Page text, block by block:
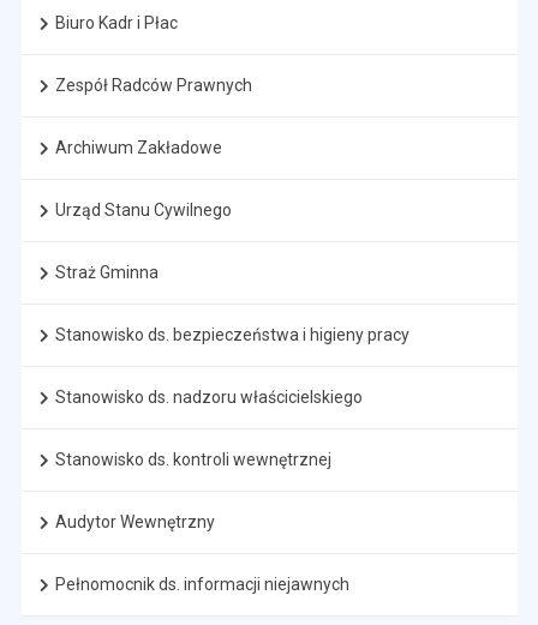
Biuro Kadr i Płac
Zespół Radców Prawnych
Archiwum Zakładowe
Urząd Stanu Cywilnego
Straż Gminna
Stanowisko ds. bezpieczeństwa i higieny pracy
Stanowisko ds. nadzoru właścicielskiego
Stanowisko ds. kontroli wewnętrznej
Audytor Wewnętrzny
Pełnomocnik ds. informacji niejawnych